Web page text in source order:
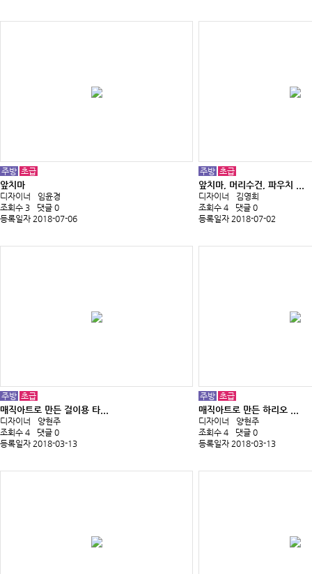
주방 초급
앞치마
디자이너
임윤경
조회수 3
댓글 0
등록일자 2018-07-06
주방 초급
앞치마, 머리수건, 파우치 ...
디자이너
김영희
조회수 4
댓글 0
등록일자 2018-07-02
주방 초급
매직아트로 만든 걸이용 타...
디자이너
양현주
조회수 4
댓글 0
등록일자 2018-03-13
주방 초급
매직아트로 만든 하리오 ...
디자이너
양현주
조회수 4
댓글 0
등록일자 2018-03-13